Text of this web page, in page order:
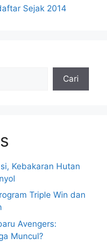
Sejak 2014
Cari
Kebakaran Hutan
Triple Win dan
Avengers:
Muncul?